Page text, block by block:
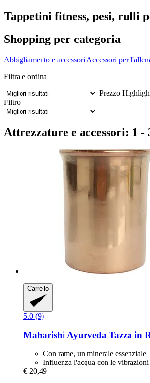
Tappetini fitness, pesi, rulli
Shopping per categoria
Abbigliamento e accessori Accessori per
Filtra e ordina
Prezzo
Filtro
Attrezzature e accessori: 1 -
Carrello
5.0 (9)
Maharishi Ayurveda Tazza in
Con rame, un minerale essenziale
Influenza l'acqua con le vibrazioni
€ 20,49